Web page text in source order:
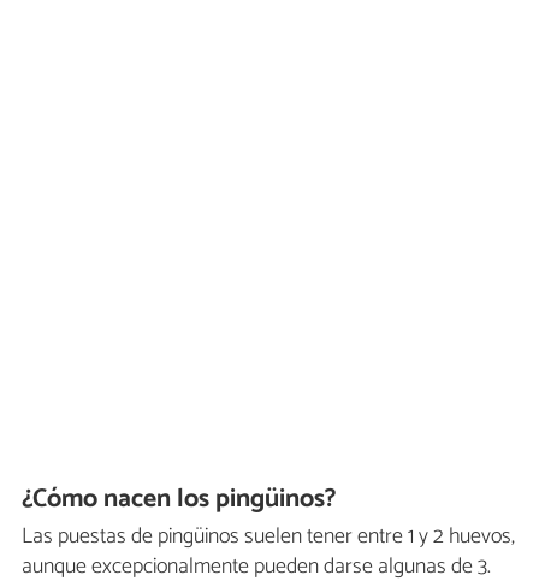
¿Cómo nacen los pingüinos?
Las puestas de pingüinos suelen tener entre 1 y 2 huevos,
aunque excepcionalmente pueden darse algunas de 3.